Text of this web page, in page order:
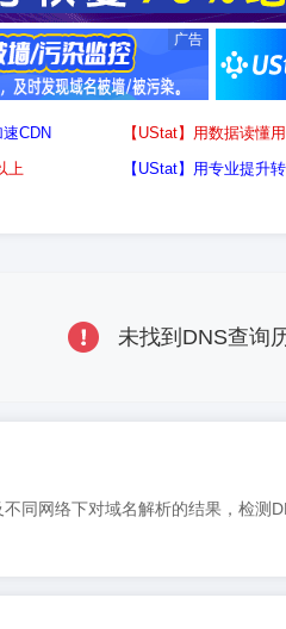
广告
CDN 【UStat】用数据读懂
上 【UStat】用专业提升
未找到DNS查询
同网络下对域名解析的结果，检测